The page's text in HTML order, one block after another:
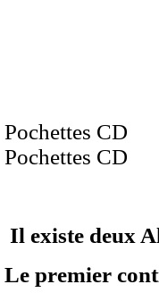
Pochettes CD
Pochettes CD
Il existe deux
Le premier